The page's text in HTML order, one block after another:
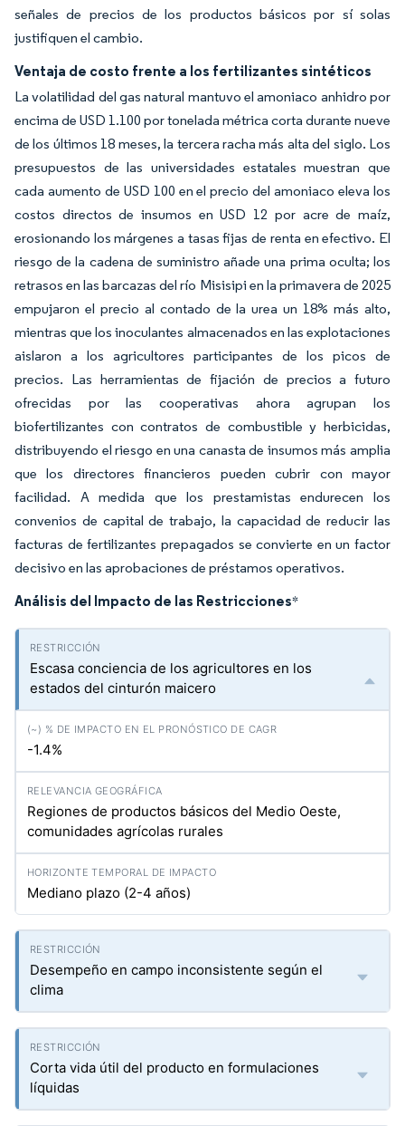
señales de precios de los productos básicos por sí solas
justifiquen el cambio.
Ventaja de costo frente a los fertilizantes sintéticos
La volatilidad del gas natural mantuvo el amoniaco anhidro por
encima de USD 1.100 por tonelada métrica corta durante nueve
de los últimos 18 meses, la tercera racha más alta del siglo. Los
presupuestos de las universidades estatales muestran que
cada aumento de USD 100 en el precio del amoniaco eleva los
costos directos de insumos en USD 12 por acre de maíz,
erosionando los márgenes a tasas fijas de renta en efectivo. El
riesgo de la cadena de suministro añade una prima oculta; los
retrasos en las barcazas del río Misisipi en la primavera de 2025
empujaron el precio al contado de la urea un 18% más alto,
mientras que los inoculantes almacenados en las explotaciones
aislaron a los agricultores participantes de los picos de
precios. Las herramientas de fijación de precios a futuro
ofrecidas por las cooperativas ahora agrupan los
biofertilizantes con contratos de combustible y herbicidas,
distribuyendo el riesgo en una canasta de insumos más amplia
que los directores financieros pueden cubrir con mayor
facilidad. A medida que los prestamistas endurecen los
convenios de capital de trabajo, la capacidad de reducir las
facturas de fertilizantes prepagados se convierte en un factor
decisivo en las aprobaciones de préstamos operativos.
Análisis del Impacto de las Restricciones*
Escasa conciencia de los agricultores en los
estados del cinturón maicero
-1.4%
Regiones de productos básicos del Medio Oeste,
comunidades agrícolas rurales
Mediano plazo (2-4 años)
Desempeño en campo inconsistente según el
clima
Corta vida útil del producto en formulaciones
líquidas